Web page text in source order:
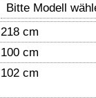
Bitte Modell
218 cm
100 cm
102 cm